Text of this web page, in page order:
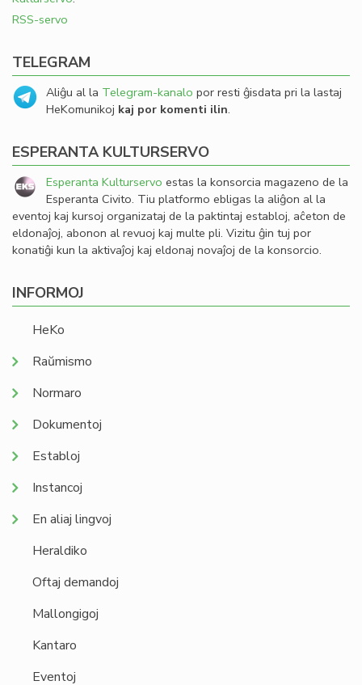
RSS-servo
TELEGRAM
Aliĝu al la Telegram-kanalo por resti ĝisdata pri la lastaj
HeKomunikoj kaj por komenti ilin.
ESPERANTA KULTURSERVO
Esperanta Kulturservo estas la konsorcia magazeno de la
Esperanta Civito. Tiu platformo ebligas la aliĝon al la
eventoj kaj kursoj organizataj de la paktintaj establoj, aĉeton de
eldonaĵoj, abonon al revuoj kaj multe pli. Vizitu ĝin tuj por
konatiĝi kun la aktivaĵoj kaj eldonaj novaĵoj de la konsorcio.
INFORMOJ
HeKo
Raŭmismo
Normaro
Dokumentoj
Establoj
Instancoj
En aliaj lingvoj
Heraldiko
Oftaj demandoj
Mallongigoj
Kantaro
Eventoj